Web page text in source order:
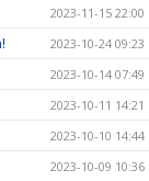
2023-11-15 22:00
2023-10-24 09:23
2023-10-14 07:49
2023-10-11 14:21
2023-10-10 14:44
2023-10-09 10:36